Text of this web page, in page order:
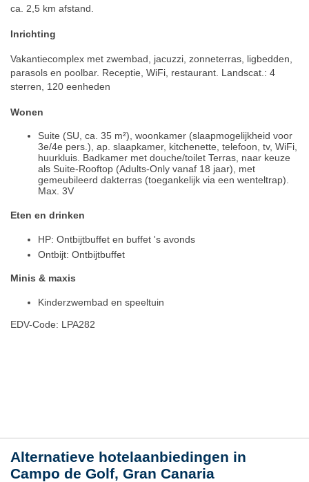
ca. 2,5 km afstand.
Inrichting
Vakantiecomplex met zwembad, jacuzzi, zonneterras, ligbedden,
parasols en poolbar. Receptie, WiFi, restaurant. Landscat.: 4
sterren, 120 eenheden
Wonen
Suite (SU, ca. 35 m²), woonkamer (slaapmogelijkheid voor
3e/4e pers.), ap. slaapkamer, kitchenette, telefoon, tv, WiFi,
huurkluis. Badkamer met douche/toilet Terras, naar keuze
als Suite-Rooftop (Adults-Only vanaf 18 jaar), met
gemeubileerd dakterras (toegankelijk via een wenteltrap).
Max. 3V
Eten en drinken
HP: Ontbijtbuffet en buffet 's avonds
Ontbijt: Ontbijtbuffet
Minis & maxis
Kinderzwembad en speeltuin
EDV-Code: LPA282
Alternatieve hotelaanbiedingen in
Campo de Golf, Gran Canaria